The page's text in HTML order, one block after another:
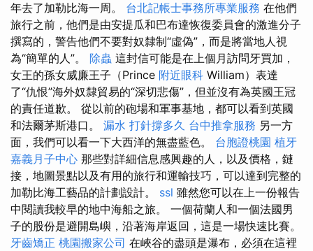
年去了加勒比海一周。 台北記帳士事務所專業服務 在他們
旅行之前，他們是由安提瓜和巴布達恢復委員會的激進分子
撰寫的，警告他們不要對奴隸制“虛偽”，而是將當地人視
為“簡單的人”。 除蟲 這封信可能是在上個月訪問牙買加，
女王的孫女威廉王子（Prince 附近眼科 William）表達
了“仇恨”海外奴隸貿易的“深切悲傷”，但並沒有為英國王冠
的責任道歉。 從以前的砲場和軍事基地，都可以看到英國
和法爾茅斯港口。 漏水 打針撐多久 台中推拿服務 另一方
面，我們可以看一下大西洋的無盡藍色。 台胞證桃園 植牙
嘉義月子中心 那些對詳細信息感興趣的人，以及價格，鏈
接，地圖景點以及有用的旅行和運輸技巧，可以達到完整的
加勒比海工藝品的計劃設計。 ssl 雖然您可以在上一份報告
中閱讀我較早的地中海船之旅。 一個荷蘭人和一個法國男
子的股份是避開島嶼，沿著海岸返回，這是一場快速比賽。
牙齒矯正 桃園搬家公司 在峽谷的盡頭是瀑布，必須在這裡